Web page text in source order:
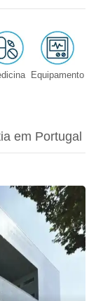
Equipamento
em Portugal